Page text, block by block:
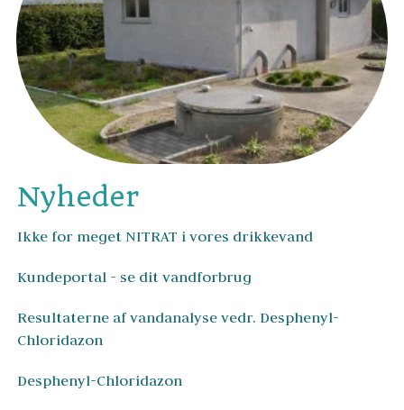
Nyheder
Ikke for meget NITRAT i vores drikkevand
Kundeportal - se dit vandforbrug
Resultaterne af vandanalyse vedr. Desphenyl-
Chloridazon
Desphenyl-Chloridazon